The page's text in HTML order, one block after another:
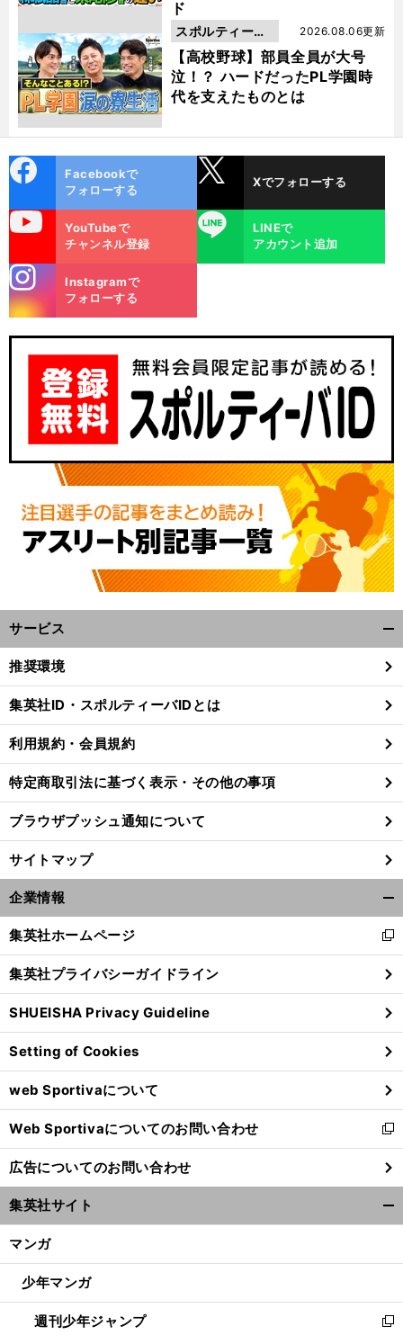
ド
【高校野球】部員全員が大号
泣！？ ハードだったPL学園時
代を支えたものとは
2026.08.06更新
スポルティーバ
動画
ok
Facebookで
フォローする
Xでフォローする
YouTubeで
チャンネル登録
LINE
LINEで
アカウント追加
m
Instagramで
フォローする
サービス
閉
る
推奨環境
集英社ID・スポルティーバIDとは
利用規約・会員規約
特定商取引法に基づく表示・その他の事項
ブラウザプッシュ通知について
サイトマップ
企業情報
閉
る
集英社ホームページ
新
し
い
ウ
ィ
ン
ド
ウ
で
開
く
集英社プライバシーガイドライン
SHUEISHA Privacy Guideline
Setting of Cookies
web Sportivaについて
Web Sportivaについてのお問い合わせ
新
し
い
ウ
ィ
ン
ウ
開
く
広告についてのお問い合わせ
集英社サイト
マンガ
少年マンガ
週刊少年ジャンプ
新